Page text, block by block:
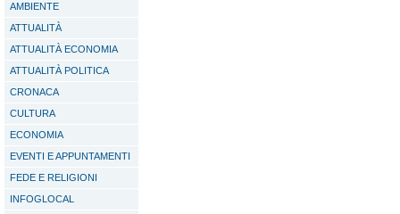
AMBIENTE
ATTUALITÀ
ATTUALITÀ ECONOMIA
ATTUALITÀ POLITICA
CRONACA
CULTURA
ECONOMIA
EVENTI E APPUNTAMENTI
FEDE E RELIGIONI
INFOGLOCAL